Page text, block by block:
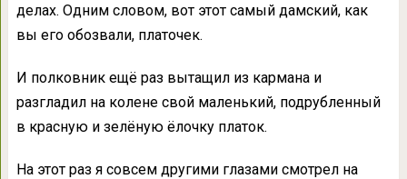
делах. Одним словом, вот этот самый дамский, как
вы его обозвали, платочек.
И полковник ещё раз вытащил из кармана и
разгладил на колене свой маленький, подрубленный
в красную и зелёную ёлочку платок.
На этот раз я совсем другими глазами смотрел на